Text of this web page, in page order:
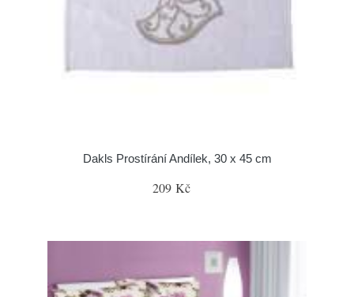
Dakls Prostírání Andílek, 30 x 45 cm
209 Kč